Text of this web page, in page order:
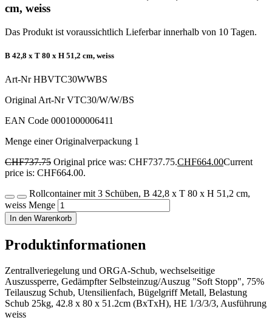
cm, weiss
Das Produkt ist voraussichtlich Lieferbar innerhalb von 10 Tagen.
B 42,8 x T 80 x H 51,2 cm, weiss
Art-NrHBVTC30WWBS
Original Art-NrVTC30/W/W/BS
EAN Code 0001000006411
Menge einer Originalverpackung 1
CHF737.75 Original price was: CHF737.75.CHF664.00Current
price is: CHF664.00.
Rollcontainer mit 3 Schüben, B 42,8 x T 80 x H 51,2 cm,
weiss Menge
In den Warenkorb
Produktinformationen
Zentrallveriegelung und ORGA-Schub, wechselseitige
Auszussperre, Gedämpfter Selbsteinzug/Auszug "Soft Stopp", 75%
Teilauszug Schub, Utensilienfach, Bügelgriff Metall, Belastung
Schub 25kg, 42.8 x 80 x 51.2cm (BxTxH), HE 1/3/3/3, Ausführung
weiss